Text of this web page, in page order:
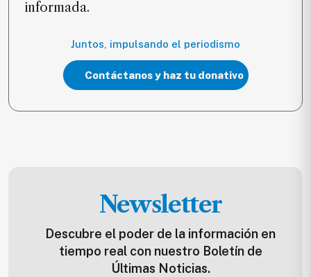
informada.
Juntos, impulsando el periodismo
Contáctanos y haz tu donativo
Newsletter
Descubre el poder de la información en
tiempo real con nuestro Boletín de
Últimas Noticias.